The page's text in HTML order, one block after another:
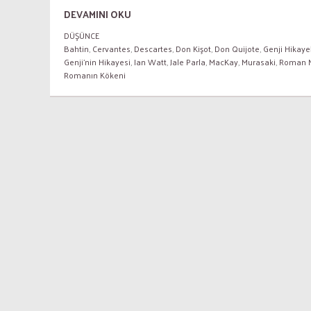
DEVAMINI OKU
DÜŞÜNCE
Bahtin,Cervantes,Descartes,Don Kişot,Don Quijote,Genji
Genji'nin Hikayesi,Ian Watt,Jale Parla,MacKay,Murasaki,Roman
Romanın Kökeni